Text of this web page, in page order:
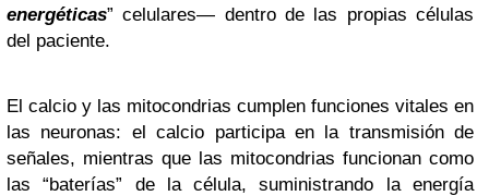
energéticas” celulares— dentro de las propias células
del paciente.
El calcio y las mitocondrias cumplen funciones vitales en
las neuronas: el calcio participa en la transmisión de
señales, mientras que las mitocondrias funcionan como
las “baterías” de la célula, suministrando la energía